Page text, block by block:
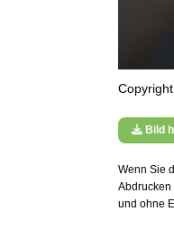
Bild
Wenn Sie
und ohne